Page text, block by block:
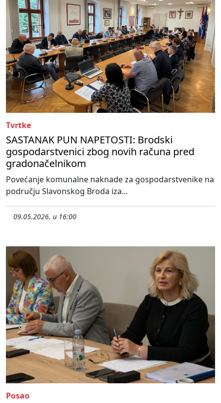
Tvrtke
SASTANAK PUN NAPETOSTI: Brodski
gospodarstvenici zbog novih računa pred
gradonačelnikom
Povećanje komunalne naknade za gospodarstvenike na
području Slavonskog Broda iza...
09.05.2026. u 16:00
Posao